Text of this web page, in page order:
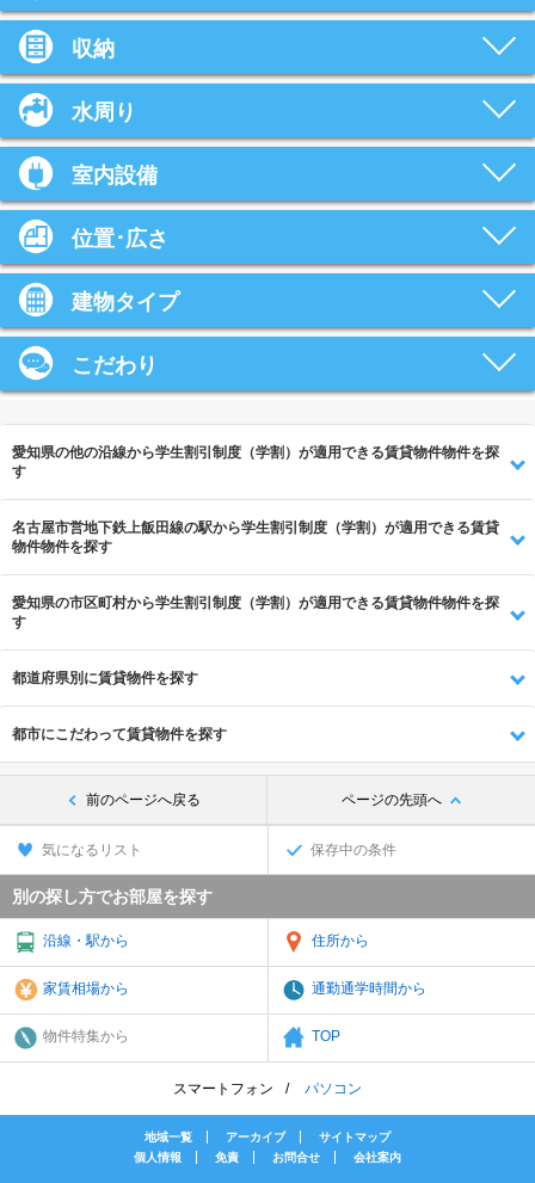
収納
水周り
室内設備
位置･広さ
建物タイプ
こだわり
愛知県の他の沿線から学生割引制度（学割）が適用できる賃貸物件物件を探
す
名古屋市営地下鉄上飯田線の駅から学生割引制度（学割）が適用できる賃貸
物件物件を探す
愛知県の市区町村から学生割引制度（学割）が適用できる賃貸物件物件を探
す
都道府県別に賃貸物件を探す
都市にこだわって賃貸物件を探す
前のページへ戻る ページの先頭へ
気になるリスト 保存中の条件
別の探し方でお部屋を探す
沿線・駅から 住所から
家賃相場から 通勤通学時間から
物件特集から TOP
スマートフォン パソコン
地域一覧 アーカイブ
サイトマップ
個人情報
免責 お問合せ 会社案内